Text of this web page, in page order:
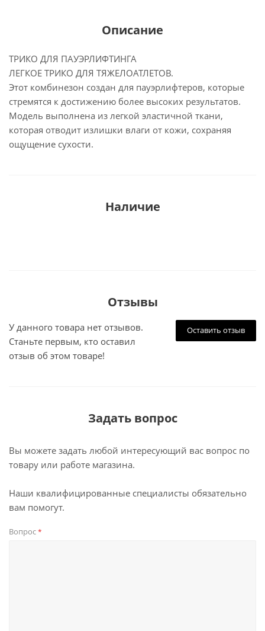
Описание
ТРИКО ДЛЯ ПАУЭРЛИФТИНГА
ЛЕГКОЕ ТРИКО ДЛЯ ТЯЖЕЛОАТЛЕТОВ.
Этот комбинезон создан для пауэрлифтеров, которые
стремятся к достижению более высоких результатов.
Модель выполнена из легкой эластичной ткани,
которая отводит излишки влаги от кожи, сохраняя
ощущение сухости.
Наличие
Отзывы
Оставить отзыв
У данного товара нет отзывов.
Станьте первым, кто оставил
отзыв об этом товаре!
Задать вопрос
Вы можете задать любой интересующий вас вопрос по
товару или работе магазина.
Наши квалифицированные специалисты обязательно
вам помогут.
Вопрос*